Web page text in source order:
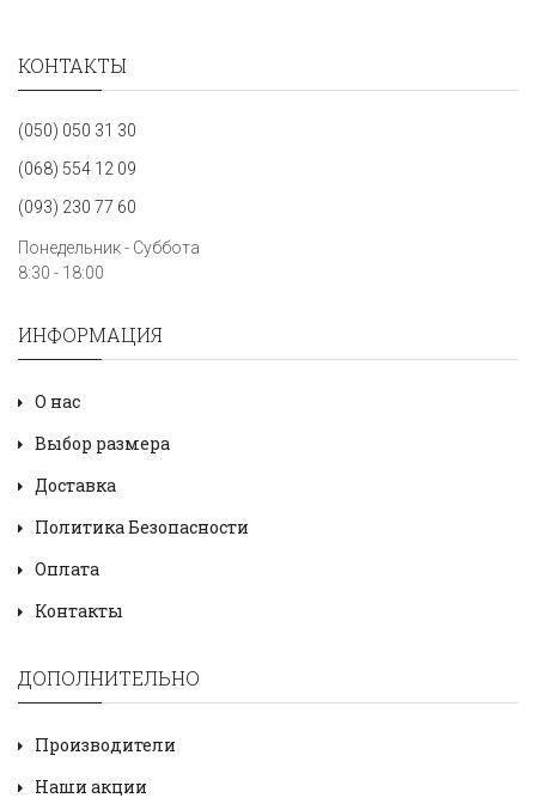
КОНТАКТЫ
(050) 050 31 30
(068) 554 12 09
(093) 230 77 60
Понедельник - Суббота
8:30 - 18:00
ИНФОРМАЦИЯ
О нас
Выбор размера
Доставка
Политика Безопасности
Оплата
Контакты
ДОПОЛНИТЕЛЬНО
Производители
Наши акции